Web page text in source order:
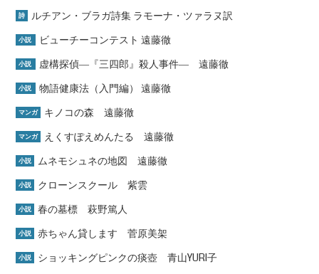
詩 ルチアン・ブラガ詩集 ラモーナ・ツァラヌ訳
小説 ビューチーコンテスト 遠藤徹
小説 虚構探偵―『三四郎』殺人事件― 遠藤徹
小説 物語健康法（入門編） 遠藤徹
マンガ キノコの森 遠藤徹
マンガ えくすぽえめんたる 遠藤徹
小説 ムネモシュネの地図 遠藤徹
小説 クローンスクール 紫雲
小説 春の墓標 萩野篤人
小説 赤ちゃん貸します 菅原美架
小説 ショッキングピンクの痰壺 青山YURI子